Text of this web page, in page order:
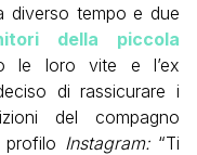
diverso tempo e due
della piccola
le loro vite e l’ex
di rassicurare i
del compagno
Instagram:“Ti